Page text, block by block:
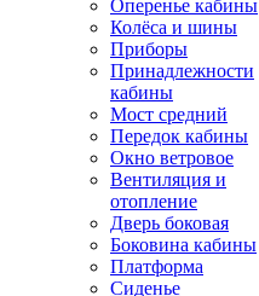
Оперенье кабины
Колёса и шины
Приборы
Принадлежности
кабины
Мост средний
Передок кабины
Окно ветровое
Вентиляция и
отопление
Дверь боковая
Боковина кабины
Платформа
Сиденье